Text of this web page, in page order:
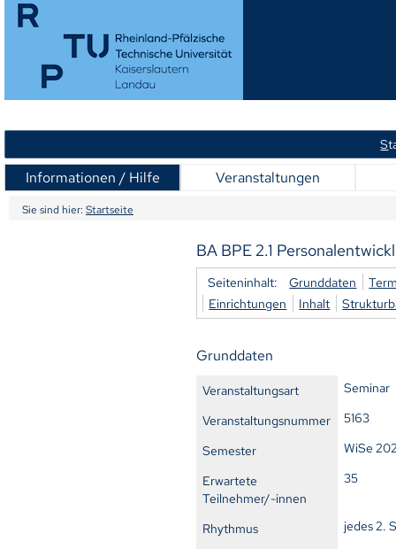
S
Informationen / Hilfe Veranstaltungen
Sie sind hier: Startseite
BA BPE 2.1
Seiteninhalt: Grunddaten
Einrichtungen
Inhalt
Grunddaten
Veranstaltungsart
Seminar
Veranstaltungsnummer
5163
Semester
WiSe
Erwartete
Teilnehmer/-innen
35
Rhythmus
jedes 2.